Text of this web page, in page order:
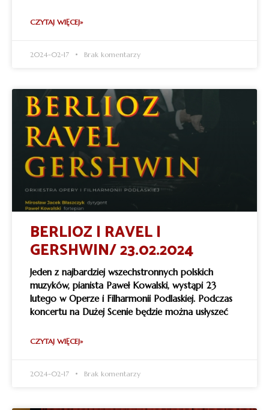
CZYTAJ WIĘCEJ»
2024-02-17 Brak komentarzy
BERLIOZ | RAVEL |
GERSHWIN/ 23.02.2024
Jeden z najbardziej wszechstronnych polskich
muzyków, pianista Paweł Kowalski, wystąpi 23
lutego w Operze i Filharmonii Podlaskiej. Podczas
koncertu na Dużej Scenie będzie można usłyszeć
CZYTAJ WIĘCEJ»
2024-02-17 Brak komentarzy